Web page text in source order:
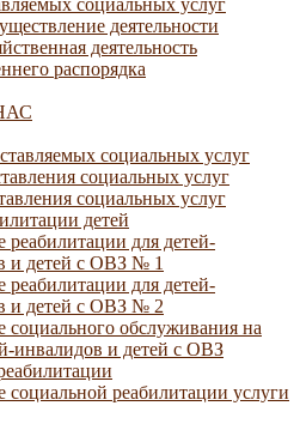
деятельности
деятельность
распорядка
социальных услуг
социальных услуг
социальных услуг
детей
реабилитации для детей-
и детей с ОВЗ № 1
реабилитации для детей-
и детей с ОВЗ № 2
социального обслуживания на
инвалидов и детей с ОВЗ
социальной реабилитации услуги